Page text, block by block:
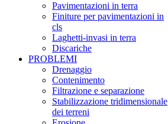
Pavimentazioni in terra
Finiture per pavimentazioni in
cls
Laghetti-invasi in terra
Discariche
PROBLEMI
Drenaggio
Contenimento
Filtrazione e separazione
Stabilizzazione tridimensionale
dei terreni